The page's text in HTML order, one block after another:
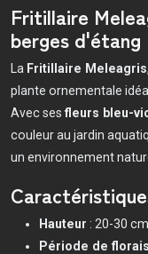
Fritillaire
berges d'étang
La Fritillaire Meleagris
plante ornementale
Avec ses fleurs bleu-
couleur au jardin
un environnement
Hauteur : 20-30 cm
Période de